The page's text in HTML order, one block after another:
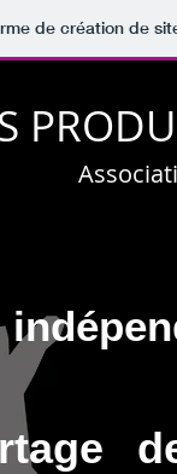
de création de